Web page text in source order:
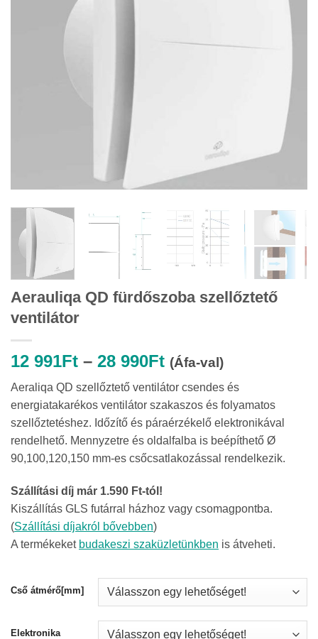
Aerauliqa QD fürdőszoba szellőztető
ventilátor
12 991Ft – 28 990FtÁrtartomány:
12
991Ft
-
28
990Ft
(Áfa-val)
Aeraliqa QD szellőztető ventilátor csendes és
energiatakarékos ventilátor szakaszos és folyamatos
szellőztetéshez. Időzítő és páraérzékelő elektronikával
rendelhető. Mennyzetre és oldalfalba is beépíthető Ø
90,100,120,150 mm-es csőcsatlakozással rendelkezik.
Szállítási díj már 1.590 Ft-tól!
Kiszállítás GLS futárral házhoz vagy csomagpontba.
(Szállítási díjakról bővebben)
A termékeket budakeszi szaküzletünkben is átveheti.
Cső átmérő[mm]
Elektronika